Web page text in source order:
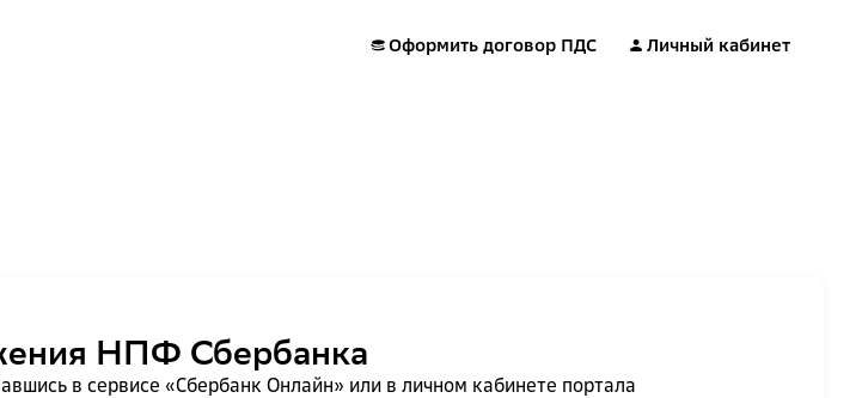
Оформить договор ПДС Личный кабинет
НПФ Сбербанка
в сервисе «Сбербанк Онлайн» или в личном кабинете портала